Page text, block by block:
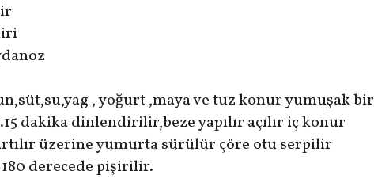
, yoğurt ,maya ve tuz konur yumuşak bir
dakika dinlendirilir,beze yapılır açılır iç konur
üzerine yumurta sürülür çöre otu serpilir
180 derecede pişirilir.